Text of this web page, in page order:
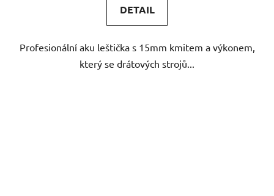
DETAIL
Profesionální aku leštička s 15mm kmitem a výkonem,
který se drátových strojů...